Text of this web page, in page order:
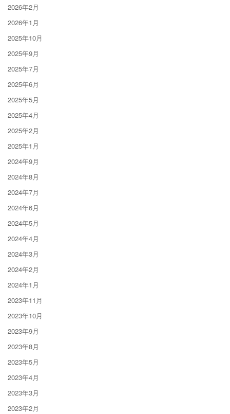
2026年2月
2026年1月
2025年10月
2025年9月
2025年7月
2025年6月
2025年5月
2025年4月
2025年2月
2025年1月
2024年9月
2024年8月
2024年7月
2024年6月
2024年5月
2024年4月
2024年3月
2024年2月
2024年1月
2023年11月
2023年10月
2023年9月
2023年8月
2023年5月
2023年4月
2023年3月
2023年2月